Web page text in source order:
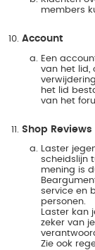
members
Account
Een
van het lid,
het lid
van het
Shop Reviews
Laster
scheidslijn
mening is
service en
personen.
Laster kan
zeker van
Zie ook